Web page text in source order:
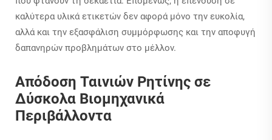
καλύτερα υλικά ετικετών δεν αφορά μόνο την ευκολία,
αλλά και την εξασφάλιση συμμόρφωσης και την αποφυγή
δαπανηρών προβλημάτων στο μέλλον.
Απόδοση Ταινιών Ρητίνης σε
Δύσκολα Βιομηχανικά
Περιβάλλοντα